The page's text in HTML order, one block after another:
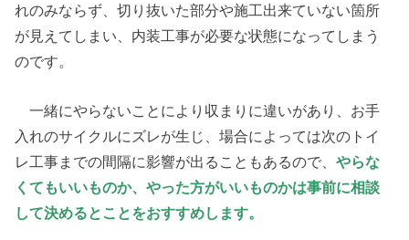
れのみならず、切り抜いた部分や施工出来ていない箇所
が見えてしまい、内装工事が必要な状態になってしまう
のです。
一緒にやらないことにより収まりに違いがあり、お手
入れのサイクルにズレが生じ、場合によっては次のトイ
レ工事までの間隔に影響が出ることもあるので、やらな
くてもいいものか、やった方がいいものかは事前に相談
して決めるとことをおすすめします。